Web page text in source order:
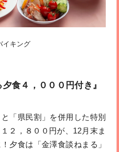
イキング
食４，０００円付き』
「県民割」を併用した特別
２，８００円が、12月末ま
夕食は「金澤食談ねまる」